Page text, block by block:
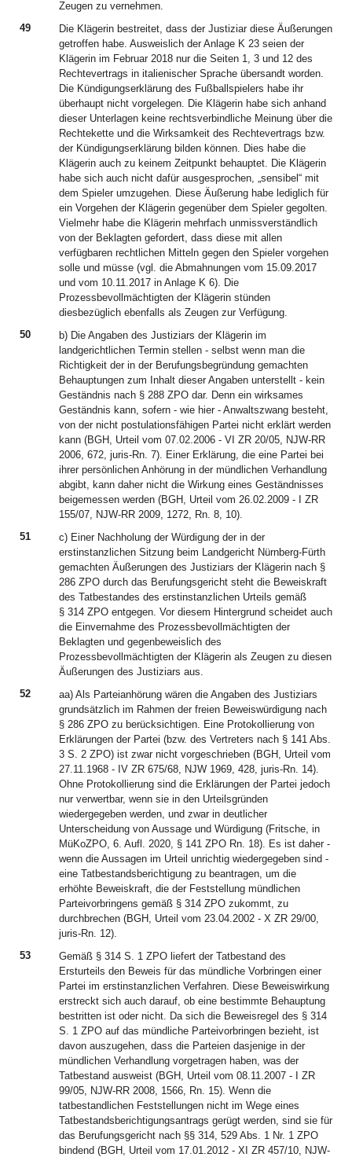
Zeugen zu vernehmen.
49
Die Klägerin bestreitet, dass der Justiziar diese Äußerungen
getroffen habe. Ausweislich der Anlage K 23 seien der
Klägerin im Februar 2018 nur die Seiten 1, 3 und 12 des
Rechtevertrags in italienischer Sprache übersandt worden.
Die Kündigungserklärung des Fußballspielers habe ihr
überhaupt nicht vorgelegen. Die Klägerin habe sich anhand
dieser Unterlagen keine rechtsverbindliche Meinung über die
Rechtekette und die Wirksamkeit des Rechtevertrags bzw.
der Kündigungserklärung bilden können. Dies habe die
Klägerin auch zu keinem Zeitpunkt behauptet. Die Klägerin
habe sich auch nicht dafür ausgesprochen, „sensibel“ mit
dem Spieler umzugehen. Diese Äußerung habe lediglich für
ein Vorgehen der Klägerin gegenüber dem Spieler gegolten.
Vielmehr habe die Klägerin mehrfach unmissverständlich
von der Beklagten gefordert, dass diese mit allen
verfügbaren rechtlichen Mitteln gegen den Spieler vorgehen
solle und müsse (vgl. die Abmahnungen vom 15.09.2017
und vom 10.11.2017 in Anlage K 6). Die
Prozessbevollmächtigten der Klägerin stünden
diesbezüglich ebenfalls als Zeugen zur Verfügung.
50
b) Die Angaben des Justiziars der Klägerin im
landgerichtlichen Termin stellen - selbst wenn man die
Richtigkeit der in der Berufungsbegründung gemachten
Behauptungen zum Inhalt dieser Angaben unterstellt - kein
Geständnis nach § 288 ZPO dar. Denn ein wirksames
Geständnis kann, sofern - wie hier - Anwaltszwang besteht,
von der nicht postulationsfähigen Partei nicht erklärt werden
kann (BGH, Urteil vom 07.02.2006 - VI ZR 20/05, NJW-RR
2006, 672, juris-Rn. 7). Einer Erklärung, die eine Partei bei
ihrer persönlichen Anhörung in der mündlichen Verhandlung
abgibt, kann daher nicht die Wirkung eines Geständnisses
beigemessen werden (BGH, Urteil vom 26.02.2009 - I ZR
155/07, NJW-RR 2009, 1272, Rn. 8, 10).
51
c) Einer Nachholung der Würdigung der in der
erstinstanzlichen Sitzung beim Landgericht Nürnberg-Fürth
gemachten Äußerungen des Justiziars der Klägerin nach §
286 ZPO durch das Berufungsgericht steht die Beweiskraft
des Tatbestandes des erstinstanzlichen Urteils gemäß
§ 314 ZPO entgegen. Vor diesem Hintergrund scheidet auch
die Einvernahme des Prozessbevollmächtigten der
Beklagten und gegenbeweislich des
Prozessbevollmächtigten der Klägerin als Zeugen zu diesen
Äußerungen des Justiziars aus.
52
aa) Als Parteianhörung wären die Angaben des Justiziars
grundsätzlich im Rahmen der freien Beweiswürdigung nach
§ 286 ZPO zu berücksichtigen. Eine Protokollierung von
Erklärungen der Partei (bzw. des Vertreters nach § 141 Abs.
3 S. 2 ZPO) ist zwar nicht vorgeschrieben (BGH, Urteil vom
27.11.1968 - IV ZR 675/68, NJW 1969, 428, juris-Rn. 14).
Ohne Protokollierung sind die Erklärungen der Partei jedoch
nur verwertbar, wenn sie in den Urteilsgründen
wiedergegeben werden, und zwar in deutlicher
Unterscheidung von Aussage und Würdigung (Fritsche, in
MüKoZPO, 6. Aufl. 2020, § 141 ZPO Rn. 18). Es ist daher -
wenn die Aussagen im Urteil unrichtig wiedergegeben sind -
eine Tatbestandsberichtigung zu beantragen, um die
erhöhte Beweiskraft, die der Feststellung mündlichen
Parteivorbringens gemäß § 314 ZPO zukommt, zu
durchbrechen (BGH, Urteil vom 23.04.2002 - X ZR 29/00,
juris-Rn. 12).
53
Gemäß § 314 S. 1 ZPO liefert der Tatbestand des
Ersturteils den Beweis für das mündliche Vorbringen einer
Partei im erstinstanzlichen Verfahren. Diese Beweiswirkung
erstreckt sich auch darauf, ob eine bestimmte Behauptung
bestritten ist oder nicht. Da sich die Beweisregel des § 314
S. 1 ZPO auf das mündliche Parteivorbringen bezieht, ist
davon auszugehen, dass die Parteien dasjenige in der
mündlichen Verhandlung vorgetragen haben, was der
Tatbestand ausweist (BGH, Urteil vom 08.11.2007 - I ZR
99/05, NJW-RR 2008, 1566, Rn. 15). Wenn die
tatbestandlichen Feststellungen nicht im Wege eines
Tatbestandsberichtigungsantrags gerügt werden, sind sie für
das Berufungsgericht nach §§ 314, 529 Abs. 1 Nr. 1 ZPO
bindend (BGH, Urteil vom 17.01.2012 - XI ZR 457/10, NJW-